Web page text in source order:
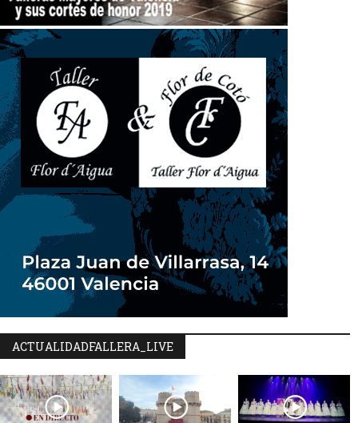
ACTUALIDADFALLERA_LIVE